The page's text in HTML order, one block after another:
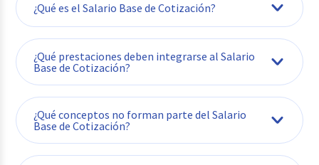
¿Qué es el Salario Base de Cotización?
¿Qué prestaciones deben integrarse al Salario
Base de Cotización?
¿Qué conceptos no forman parte del Salario
Base de Cotización?